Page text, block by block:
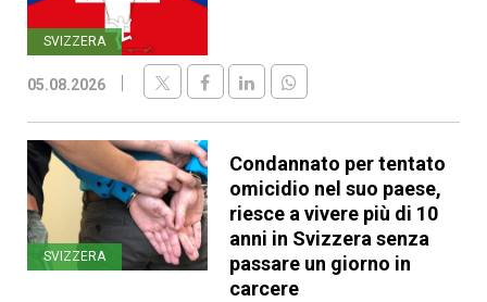
SVIZZERA
05.08.2026
SVIZZERA
Condannato per tentato
omicidio nel suo paese,
riesce a vivere più di 10
anni in Svizzera senza
passare un giorno in
carcere